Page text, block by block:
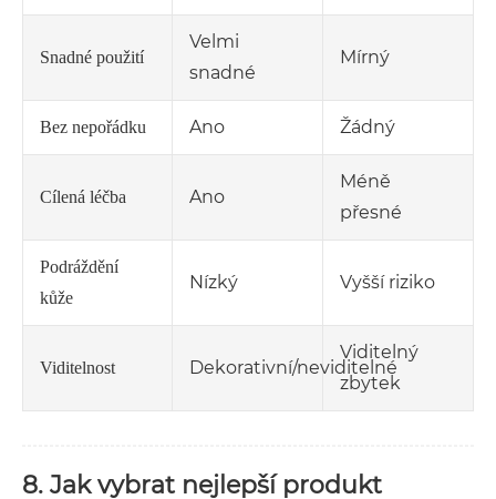
Snadné použití
Velmi
snadné
Mírný
Bez nepořádku Ano Žádný
Cílená léčba Ano
Méně
přesné
Podráždění
kůže
Nízký Vyšší riziko
Viditelnost Dekorativní/neviditelné
Viditelný
zbytek
8. Jak vybrat nejlepší produkt